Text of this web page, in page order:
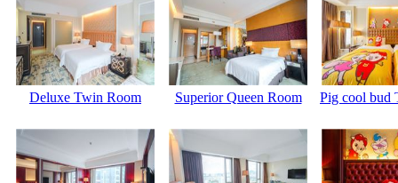
Deluxe Twin Room Superior Queen Room Pig cool bud